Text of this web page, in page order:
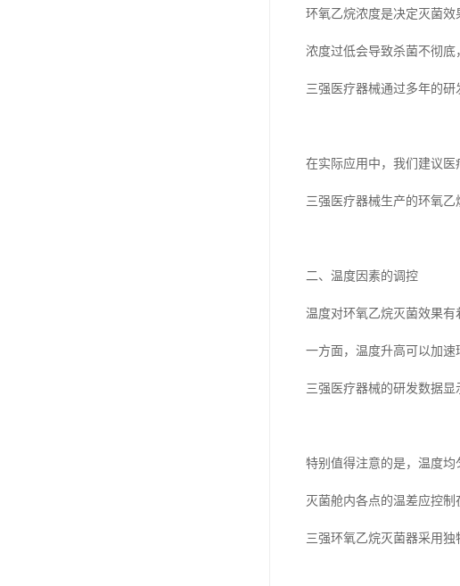
环氧乙烷浓度是决定灭菌效
浓度过低会导致杀菌不彻底
三强医疗器械通过多年的研
在实际应用中，我们建议医
三强医疗器械生产的环氧
二、温度因素的调控
温度对环氧乙烷灭菌效果有
一方面，温度升高可以加速
三强医疗器械的研发数据显
特别值得注意的是，温度均
灭菌舱内各点的温差应控
三强环氧乙烷灭菌器采用独